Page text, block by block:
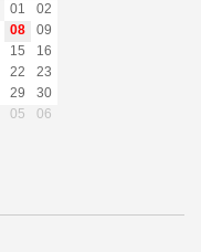
01
02
08
09
15
16
22
23
29
30
05 06